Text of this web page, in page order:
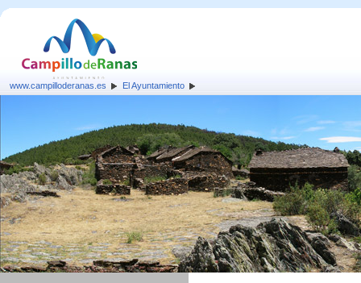
www.campilloderanas.es El Ayuntamiento